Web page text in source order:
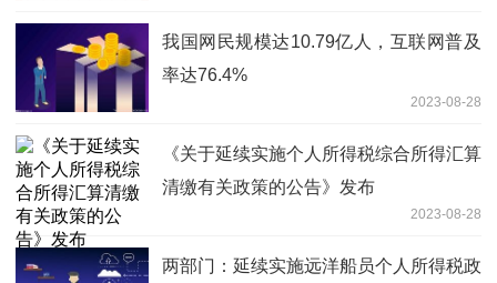
我国网民规模达10.79亿人，互联网普及
率达76.4%
2023-08-28
《关于延续实施个人所得税综合所得汇算
清缴有关政策的公告》发布
2023-08-28
两部门：延续实施远洋船员个人所得税政